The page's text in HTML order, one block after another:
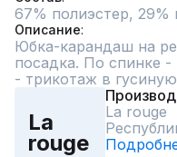
67% полиэстер, 29%
Описание
Юбка-карандаш на
посадка. По спинке
- трикотаж в
La
rouge
La rouge